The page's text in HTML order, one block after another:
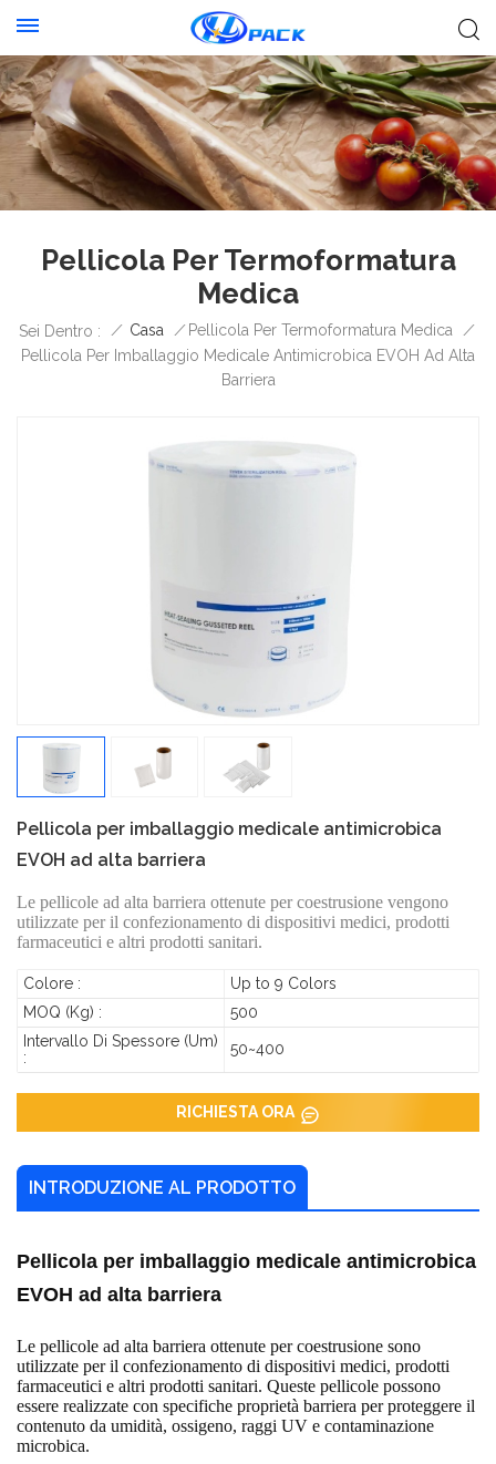
Pellicola Per Termoformatura
Medica
Sei Dentro : / Casa / Pellicola Per Termoformatura Medica
/
Pellicola Per Imballaggio Medicale Antimicrobica EVOH Ad Alta
Barriera
Pellicola per imballaggio medicale antimicrobica
EVOH ad alta barriera
Le pellicole ad alta barriera ottenute per coestrusione vengono
utilizzate per il confezionamento di dispositivi medici, prodotti
farmaceutici e altri prodotti sanitari.
Colore :
Up to 9 Colors
MOQ (kg) :
500
Intervallo Di Spessore (um)
:
50~400
RICHIESTA ORA
INTRODUZIONE AL PRODOTTO
Pellicola per imballaggio medicale antimicrobica
EVOH ad alta barriera
Le pellicole ad alta barriera ottenute per coestrusione sono
utilizzate per il confezionamento di dispositivi medici, prodotti
farmaceutici e altri prodotti sanitari. Queste pellicole possono
essere realizzate con specifiche proprietà barriera per proteggere il
contenuto da umidità, ossigeno, raggi UV e contaminazione
microbica.